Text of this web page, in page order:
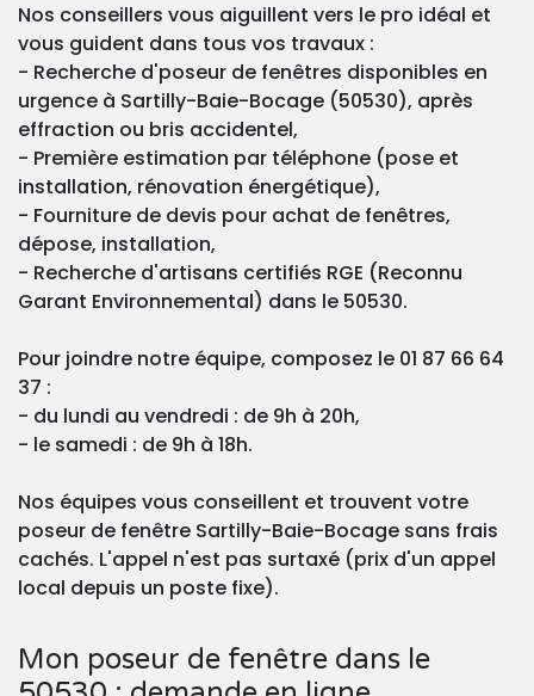
Nos conseillers vous aiguillent vers le pro idéal et
vous guident dans tous vos travaux :
- Recherche d'poseur de fenêtres disponibles en
urgence à Sartilly-Baie-Bocage (50530), après
effraction ou bris accidentel,
- Première estimation par téléphone (pose et
installation, rénovation énergétique),
- Fourniture de devis pour achat de fenêtres,
dépose, installation,
- Recherche d'artisans certifiés RGE (Reconnu
Garant Environnemental) dans le 50530.
Pour joindre notre équipe, composez le 01 87 66 64
37 :
- du lundi au vendredi : de 9h à 20h,
- le samedi : de 9h à 18h.
Nos équipes vous conseillent et trouvent votre
poseur de fenêtre Sartilly-Baie-Bocage sans frais
cachés. L'appel n'est pas surtaxé (prix d'un appel
local depuis un poste fixe).
Mon poseur de fenêtre dans le